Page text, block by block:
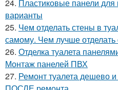
24. Пластиковые панели для
варианты
25. Чем отделать стены в
самому. Чем лучше
26. Отделка туалета
Монтаж панелей ПВХ
27. Ремонт туалета дешево